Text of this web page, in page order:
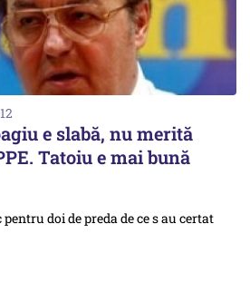
e slabă, nu merită
Tatoiu e mai bună